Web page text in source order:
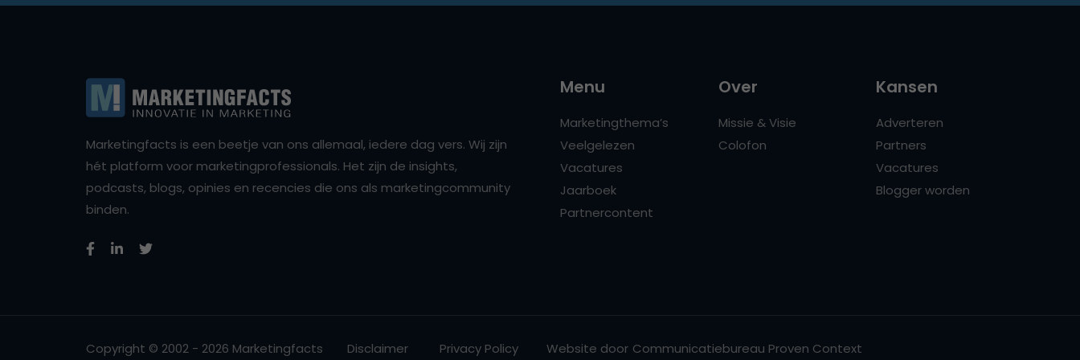
Marketingfacts is een beetje van ons allemaal, iedere dag vers. Wij zijn
hét platform voor marketingprofessionals. Het zijn de insights,
podcasts, blogs, opinies en recencies die ons als marketingcommunity
binden.
Menu
Marketingthema’s
Veelgelezen
Vacatures
Jaarboek
Partnercontent
Over
Missie & Visie
Colofon
Kansen
Adverteren
Partners
Vacatures
Blogger worden
Copyright © 2002 - 2026 Marketingfacts Disclaimer Privacy Policy Website door Communicatiebureau Proven Context